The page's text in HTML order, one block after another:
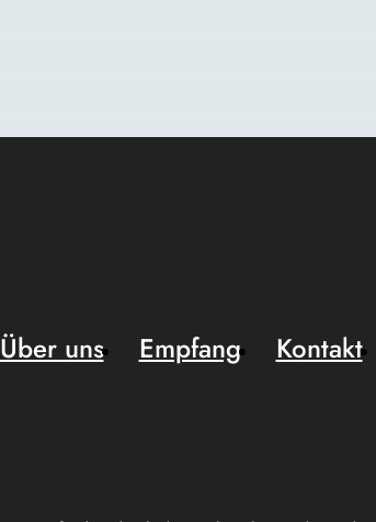
Über uns Empfang Kontakt